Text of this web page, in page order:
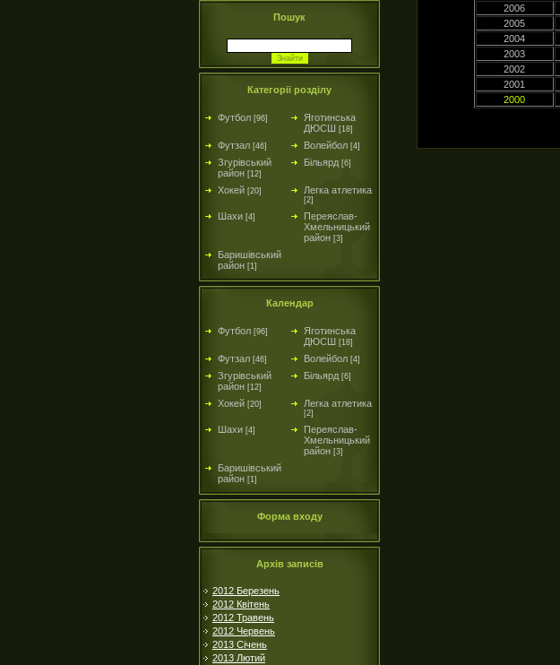
Пошук
Категорії розділу
Футбол [96]
Яготинська
ДЮСШ [18]
Футзал [46] Волейбол [4]
Згурівський
район [12]
Більярд [6]
Хокей [20] Легка атлетика
[2]
Шахи [4]
Переяслав-
Хмельницький
район [3]
Баришівський
район [1]
Календар
Футбол [96]
Яготинська
ДЮСШ [18]
Футзал [46] Волейбол [4]
Згурівський
район [12]
Більярд [6]
Хокей [20] Легка атлетика
[2]
Шахи [4]
Переяслав-
Хмельницький
район [3]
Баришівський
район [1]
Форма входу
Архів записів
2012 Березень
2012 Квітень
2012 Травень
2012 Червень
2013 Січень
2013 Лютий
2006
2005
2004
2003
2002
2001
2000